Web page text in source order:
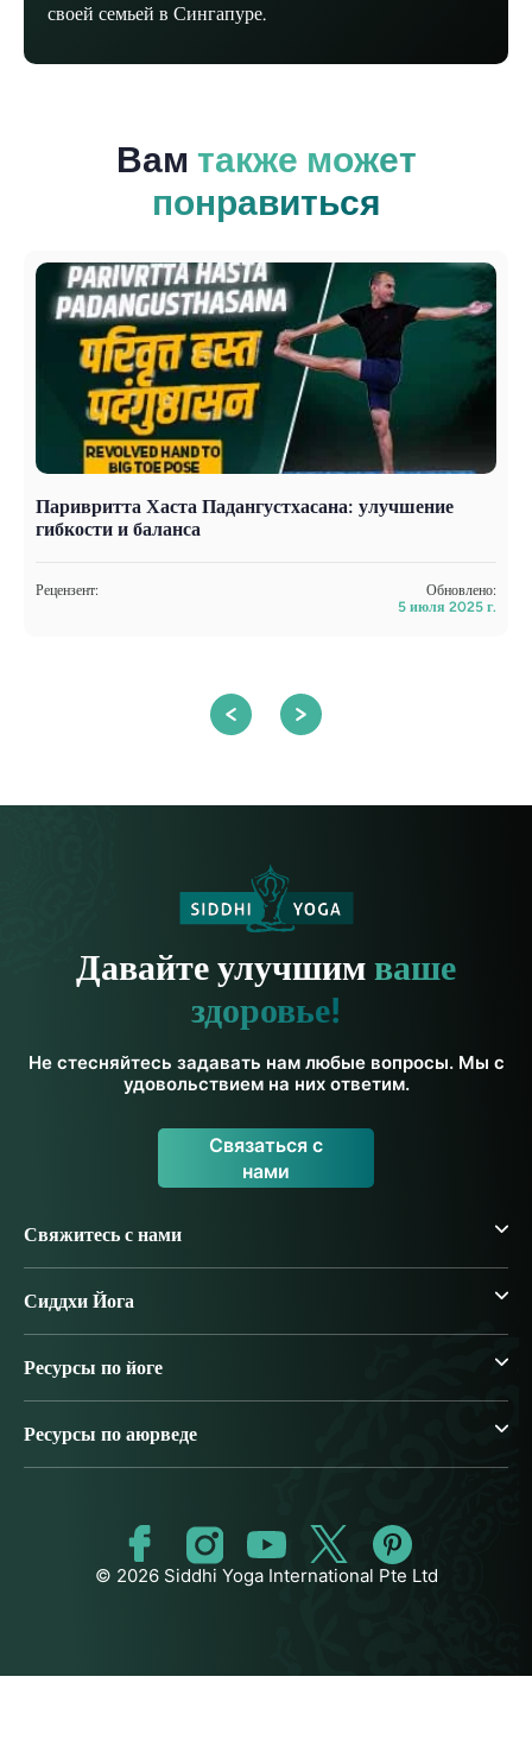
своей семьей в Сингапуре.
Вам также может
понравиться
Паривритта Хаста Падангустхасана: улучшение
гибкости и баланса
Рецензент:
Обновлено:
5 июля 2025 г.
Давайте улучшимваше
здоровье!
Не стесняйтесь задавать нам любые вопросы. Мы с
удовольствием на них ответим.
Связаться с
нами
Свяжитесь с нами
Сиддхи Йога
Ресурсы по йоге
Ресурсы по аюрведе
© 2026 Siddhi Yoga International Pte Ltd